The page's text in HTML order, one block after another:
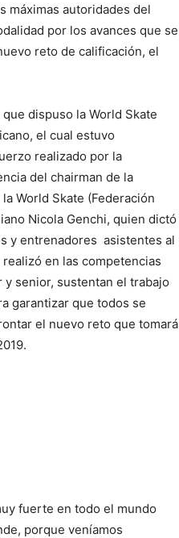
máximas autoridades del
por los avances que se
reto de calificación, el
dispuso la World Skate
el cual estuvo
realizado por la
del chairman de la
World Skate (Federación
Nicola Genchi, quien dictó
y entrenadores asistentes al
en las competencias
senior, sustentan el trabajo
garantizar que todos se
el nuevo reto que tomará
fuerte en todo el mundo
porque veníamos